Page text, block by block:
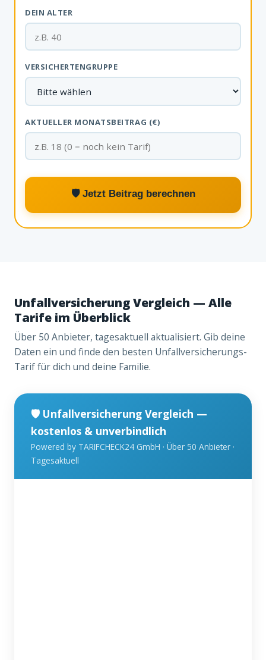
DEIN ALTER
VERSICHERTENGRUPPE
AKTUELLER MONATSBEITRAG (€)
🛡️ Jetzt Beitrag berechnen
Unfallversicherung Vergleich — Alle
Tarife im Überblick
Über 50 Anbieter, tagesaktuell aktualisiert. Gib deine
Daten ein und finde den besten Unfallversicherungs-
Tarif für dich und deine Familie.
🛡️ Unfallversicherung Vergleich —
kostenlos & unverbindlich
Powered by TARIFCHECK24 GmbH · Über 50 Anbieter ·
Tagesaktuell